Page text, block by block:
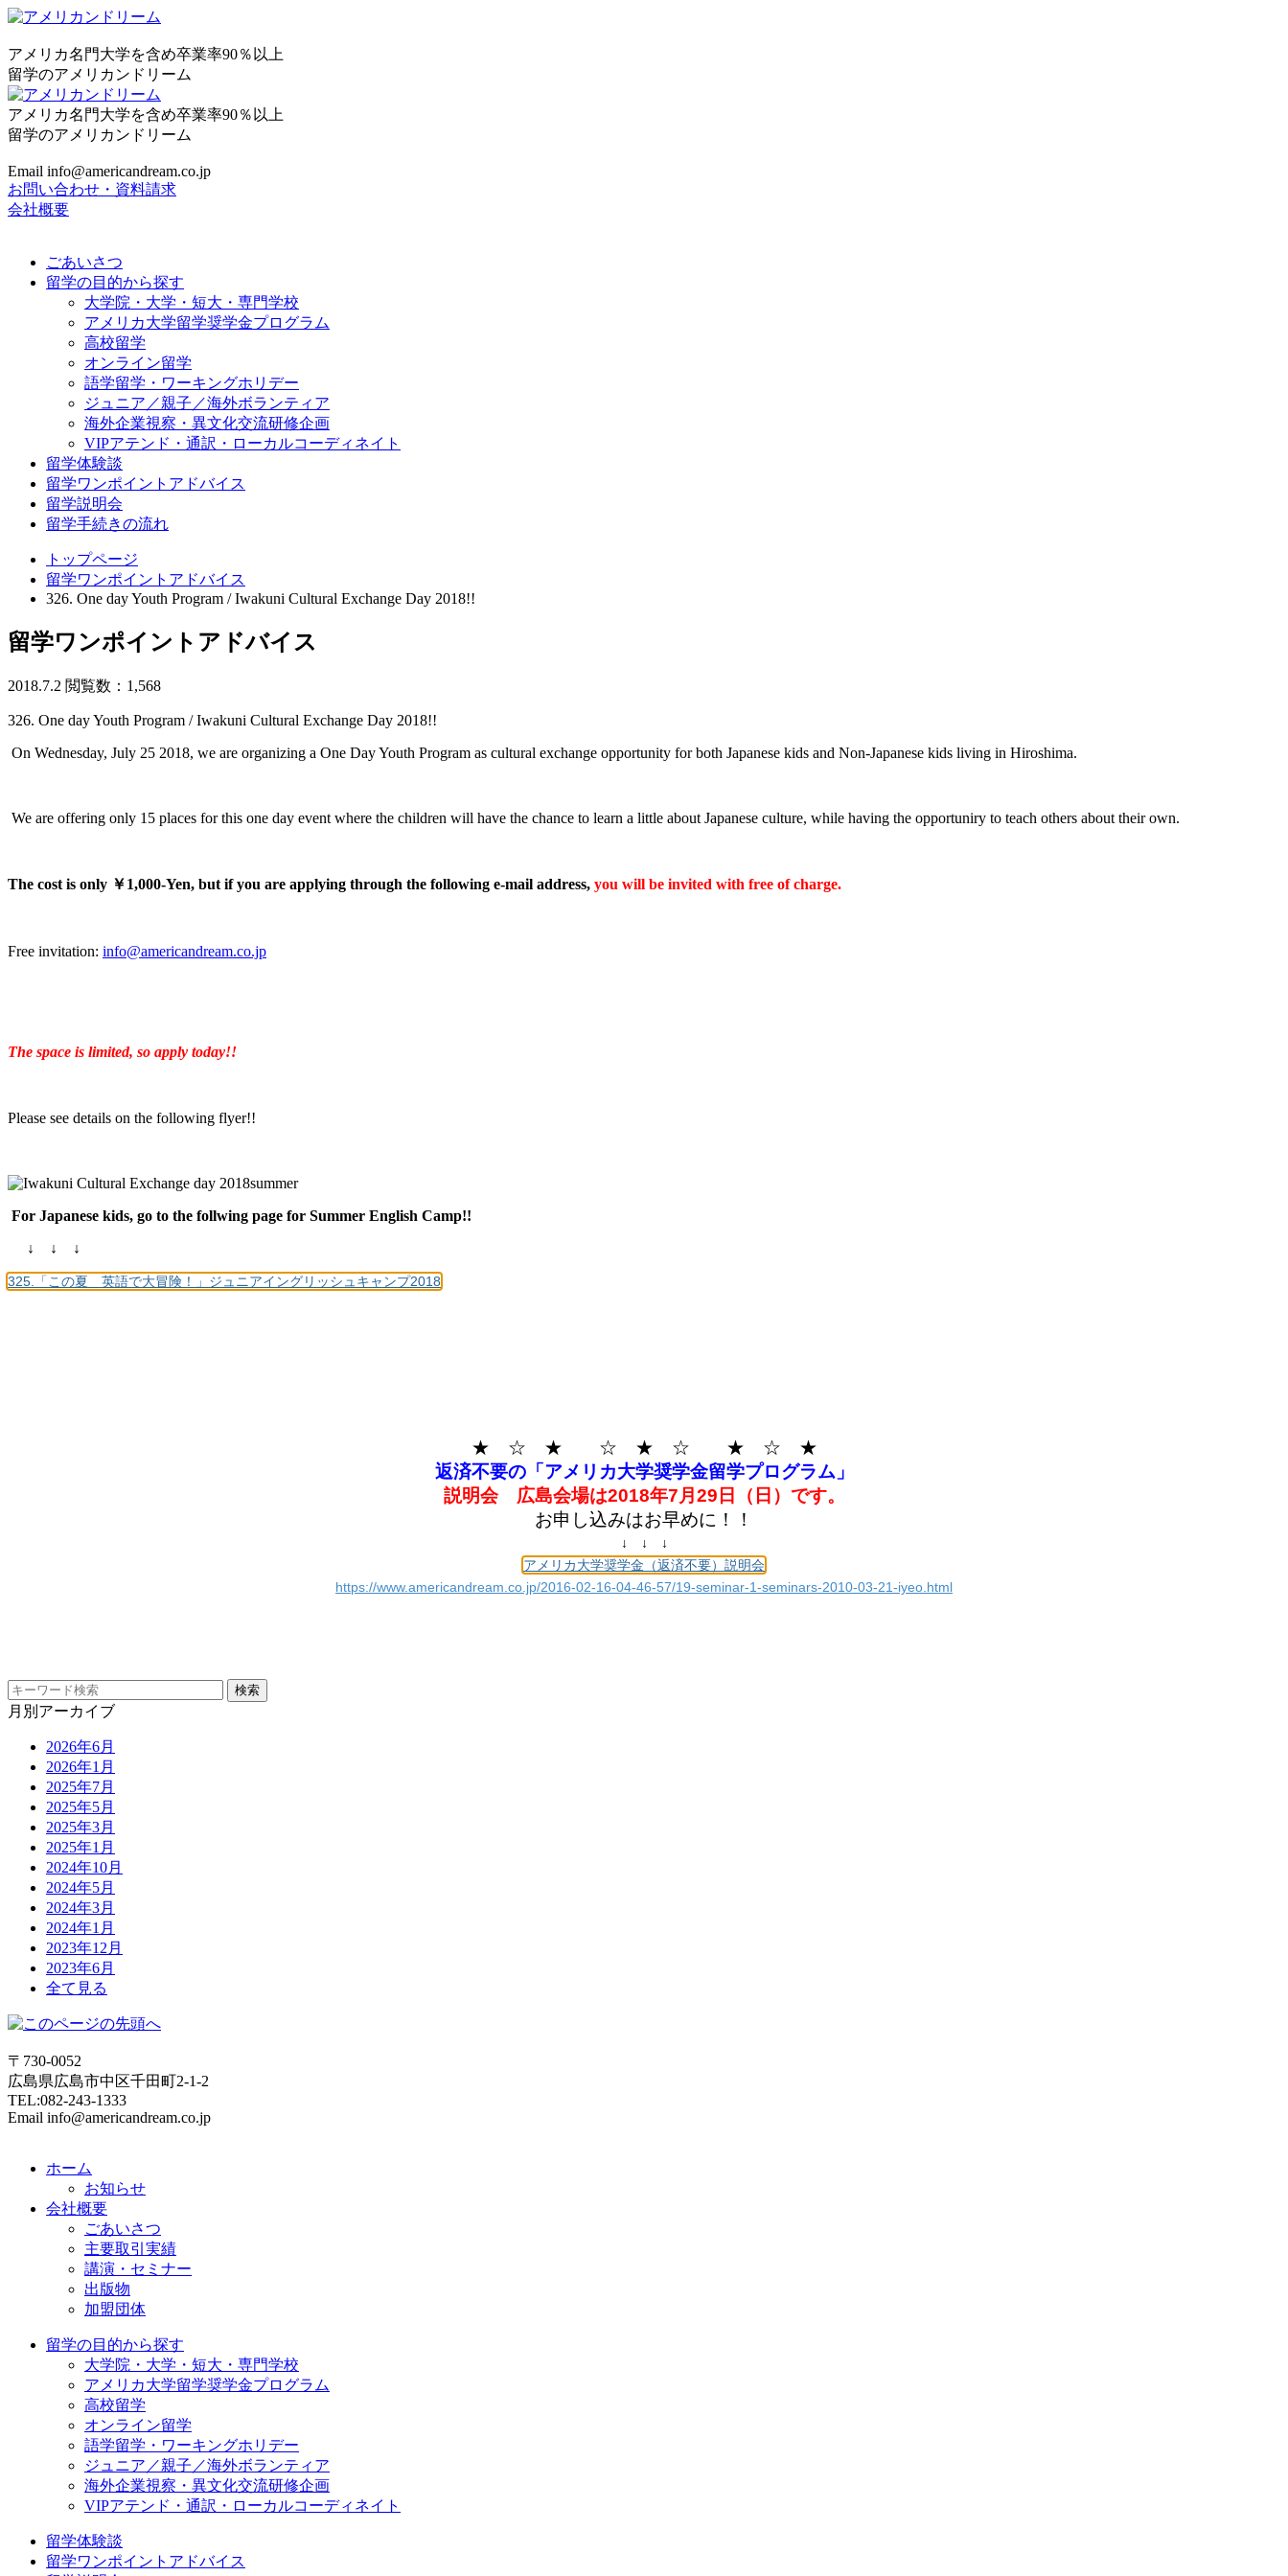
アメリカ名門大学を含め卒業率90％以上
留学のアメリカンドリーム
アメリカ名門大学を含め卒業率90％以上
留学のアメリカンドリーム
Email info@americandream.co.jp
お問い合わせ・資料請求
会社概要
ごあいさつ
留学の目的から探す
大学院・大学・短大・専門学校
アメリカ大学留学奨学金プログラム
高校留学
オンライン留学
語学留学・ワーキングホリデー
ジュニア／親子／海外ボランティア
海外企業視察・異文化交流研修企画
VIPアテンド・通訳・ローカルコーディネイト
留学体験談
留学ワンポイントアドバイス
留学説明会
留学手続きの流れ
トップページ
留学ワンポイントアドバイス
326. One day Youth Program / Iwakuni Cultural Exchange Day 2018!!
留学ワンポイントアドバイス
2018.7.2 閲覧数：1,568
326. One day Youth Program / Iwakuni Cultural Exchange Day 2018!!
On Wednesday, July 25 2018, we are organizing a One Day Youth Program as cultural exchange opportunity for both Japanese kids and Non-Japanese kids living in Hiroshima.
We are offering only 15 places for this one day event where the children will have the chance to learn a little about Japanese culture, while having the opportuniry to teach others about their own.
The cost is only ￥1,000-Yen, but if you are applying through the following e-mail address, you will be invited with free of charge.
Free invitation: info@americandream.co.jp
The space is limited, so apply today!!
Please see details on the following flyer!!
For Japanese kids, go to the follwing page for Summer English Camp!!
↓ ↓ ↓
325.「この夏 英語で大冒険！」ジュニアイングリッシュキャンプ2018
★ ☆ ★ ☆ ★ ☆ ★ ☆ ★
返済不要の「アメリカ大学奨学金留学プログラム」
説明会 広島会場は2018年7月29日（日）です。
お申し込みはお早めに！！
↓ ↓ ↓
アメリカ大学奨学金（返済不要）説明会
https://www.americandream.co.jp/2016-02-16-04-46-57/19-seminar-1-seminars-2010-03-21-iyeo.html
月別アーカイブ
2026年6月
2026年1月
2025年7月
2025年5月
2025年3月
2025年1月
2024年10月
2024年5月
2024年3月
2024年1月
2023年12月
2023年6月
全て見る
〒730-0052
広島県広島市中区千田町2-1-2
TEL:082-243-1333
Email info@americandream.co.jp
ホーム
お知らせ
会社概要
ごあいさつ
主要取引実績
講演・セミナー
出版物
加盟団体
留学の目的から探す
大学院・大学・短大・専門学校
アメリカ大学留学奨学金プログラム
高校留学
オンライン留学
語学留学・ワーキングホリデー
ジュニア／親子／海外ボランティア
海外企業視察・異文化交流研修企画
VIPアテンド・通訳・ローカルコーディネイト
留学体験談
留学ワンポイントアドバイス